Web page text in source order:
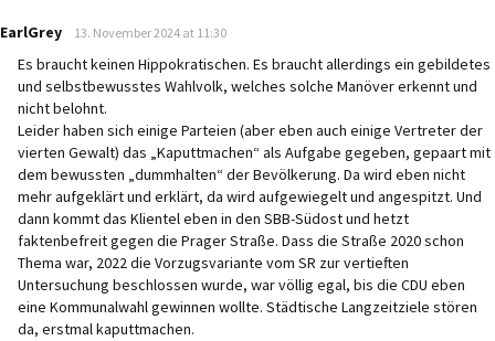
EarlGrey says:
13. November 2024 at 11:30
Es braucht keinen Hippokratischen. Es braucht allerdings ein gebildetes
und selbstbewusstes Wahlvolk, welches solche Manöver erkennt und
nicht belohnt.
Leider haben sich einige Parteien (aber eben auch einige Vertreter der
vierten Gewalt) das „Kaputtmachen“ als Aufgabe gegeben, gepaart mit
dem bewussten „dummhalten“ der Bevölkerung. Da wird eben nicht
mehr aufgeklärt und erklärt, da wird aufgewiegelt und angespitzt. Und
dann kommt das Klientel eben in den SBB-Südost und hetzt
faktenbefreit gegen die Prager Straße. Dass die Straße 2020 schon
Thema war, 2022 die Vorzugsvariante vom SR zur vertieften
Untersuchung beschlossen wurde, war völlig egal, bis die CDU eben
eine Kommunalwahl gewinnen wollte. Städtische Langzeitziele stören
da, erstmal kaputtmachen.